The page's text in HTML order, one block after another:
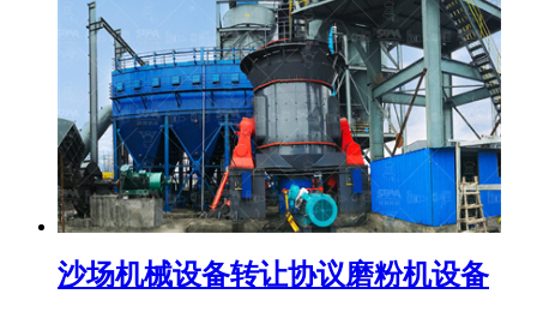
沙场机械设备转让协议磨粉机设备